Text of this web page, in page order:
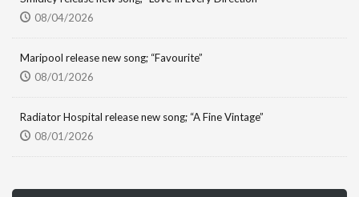
08/04/2026
Maripool release new song; “Favourite”
08/01/2026
Radiator Hospital release new song; “A Fine Vintage”
08/01/2026